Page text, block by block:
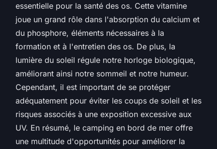
essentielle pour la santé des os. Cette vitamine
joue un grand rôle dans l'absorption du calcium et
du phosphore, éléments nécessaires à la
formation et à l'entretien des os. De plus, la
lumière du soleil régule notre horloge biologique,
améliorant ainsi notre sommeil et notre humeur.
Cependant, il est important de se protéger
adéquatement pour éviter les coups de soleil et les
risques associés à une exposition excessive aux
UV. En résumé, le camping en bord de mer offre
une multitude d'opportunités pour améliorer la